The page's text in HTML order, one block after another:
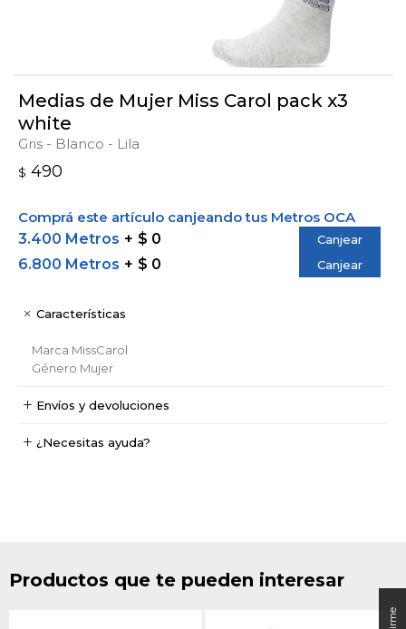
Medias de Mujer Miss Carol pack x3
white
Gris - Blanco - Lila
$ 490
Comprá este artículo canjeando tus Metros OCA
3.400 Metros
$ 0 Canjear
6.800 Metros $ 0 Canjear
Características
Marca MissCarol
Género Mujer
Envíos y devoluciones
¿Necesitas ayuda?
Productos que te pueden interesar